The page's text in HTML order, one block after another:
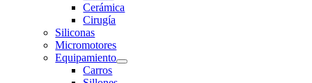
Cerámica
Cirugía
Siliconas
Micromotores
Equipamiento
Carros